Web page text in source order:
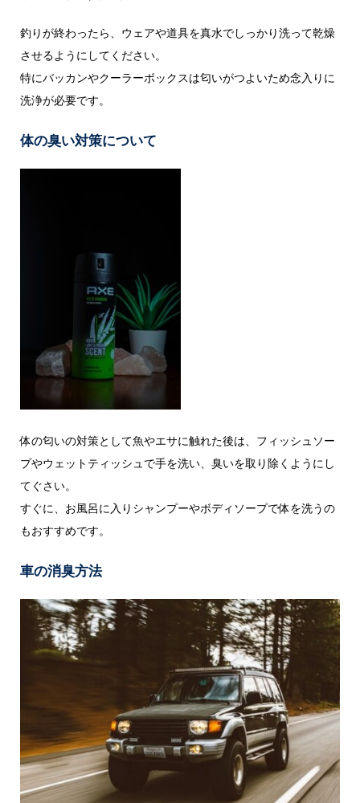
釣りが終わったら、ウェアや道具を真水でしっかり洗って乾燥
させるようにしてください。
特にバッカンやクーラーボックスは匂いがつよいため念入りに
洗浄が必要です。
体の臭い対策について
体の匂いの対策として魚やエサに触れた後は、フィッシュソー
プやウェットティッシュで手を洗い、臭いを取り除くようにし
てぐさい。
すぐに、お風呂に入りシャンプーやボディソープで体を洗うの
もおすすめです。
車の消臭方法